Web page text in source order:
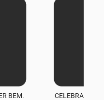
BEM.
CELEBRAMOS